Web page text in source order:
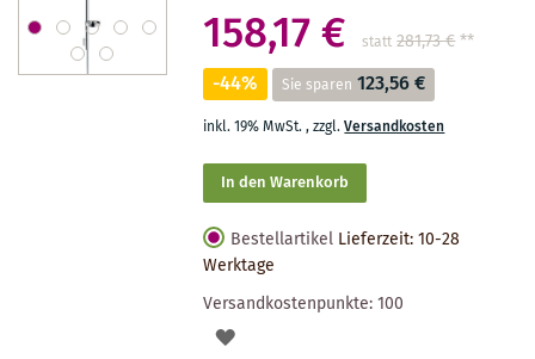
158,17 € statt 281,73 €**
-44% Sie sparen 123,56 €
inkl. 19% MwSt.,zzgl.Versandkosten
In den Warenkorb
Bestellartikel Lieferzeit: 10-28
Werktage
Versandkostenpunkte:100
AUF